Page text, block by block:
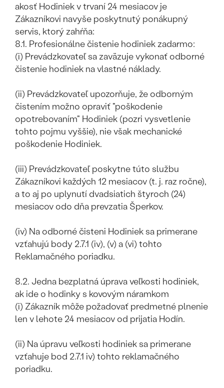
akosť Hodiniek v trvaní 24 mesiacov je
Zákazníkovi navyše poskytnutý ponákupný
servis, ktorý zahŕňa:
8.1. Profesionálne čistenie hodiniek zadarmo:
(i) Prevádzkovateľ sa zaväzuje vykonať odborné
čistenie hodiniek na vlastné náklady.
(ii) Prevádzkovateľ upozorňuje, že odborným
čistením možno opraviť "poškodenie
opotrebovaním" Hodiniek (pozri vysvetlenie
tohto pojmu vyššie), nie však mechanické
poškodenie Hodiniek.
(iii) Prevádzkovateľ poskytne túto službu
Zákazníkovi každých 12 mesiacov (t. j. raz ročne),
a to aj po uplynutí dvadsiatich štyroch (24)
mesiacov odo dňa prevzatia Šperkov.
(iv) Na odborné čisteni Hodiniek sa primerane
vzťahujú body 2.7.1 (iv), (v) a (vi) tohto
Reklamačného poriadku.
8.2. Jedna bezplatná úprava veľkosti hodiniek,
ak ide o hodinky s kovovým náramkom
(i) Zákazník môže požadovať predmetné plnenie
len v lehote 24 mesiacov od prijatia Hodín.
(ii) Na úpravu veľkosti hodiniek sa primerane
vzťahuje bod 2.7.1 iv) tohto reklamačného
poriadku.